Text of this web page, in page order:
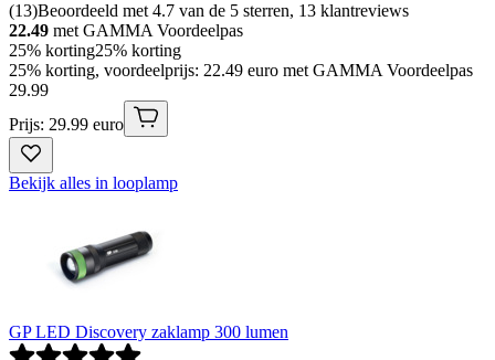
(13)Beoordeeld met 4.7 van de 5 sterren, 13 klantreviews
22.49 met GAMMA Voordeelpas
25% korting25% korting
25% korting, voordeelprijs: 22.49 euro met GAMMA Voordeelpas
29.99
Prijs: 29.99 euro
Bekijk alles in looplamp
GP LED Discovery zaklamp 300 lumen